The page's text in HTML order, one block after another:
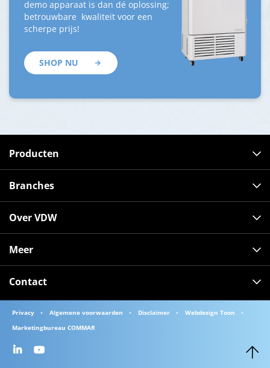
demo apparaat is dan dé oplossing;
betrouwbare kwaliteit voor een
scherpe prijs!
SHOP NU
Producten
Branches
Over VDW
Meer
Contact
Privacy Algemene voorwaarden Disclaimer
Webdesign Toon
Marketingbureau COMMAR